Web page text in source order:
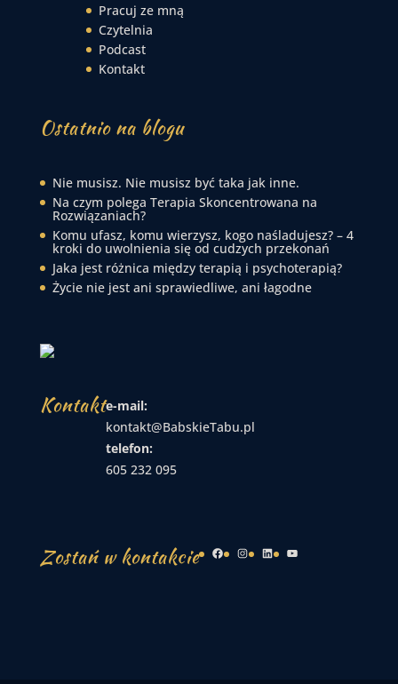
Pracuj ze mną
Czytelnia
Podcast
Kontakt
Ostatnio na blogu
Nie musisz. Nie musisz być taka jak inne.
Na czym polega Terapia Skoncentrowana na
Rozwiązaniach?
Komu ufasz, komu wierzysz, kogo naśladujesz? – 4
kroki do uwolnienia się od cudzych przekonań
Jaka jest różnica między terapią i psychoterapią?
Życie nie jest ani sprawiedliwe, ani łagodne
Kontakte-mail:
kontakt@BabskieTabu.pl
telefon:
605 232 095
Zostań w kontakcie Facebook
Instagram
LinkedInYouTube